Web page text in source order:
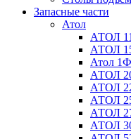
Запасные части
Атол
АТОЛ
АТОЛ
Атол 1Ф
АТОЛ
АТОЛ
АТОЛ
АТОЛ
АТОЛ